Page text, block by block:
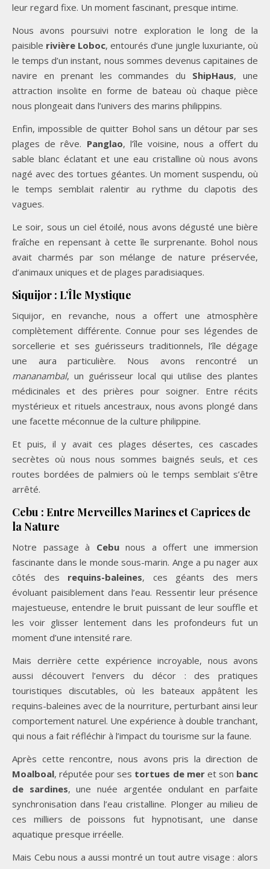
leur regard fixe. Un moment fascinant, presque intime.
Nous avons poursuivi notre exploration le long de la
paisible rivière Loboc, entourés d’une jungle luxuriante, où
le temps d’un instant, nous sommes devenus capitaines de
navire en prenant les commandes du ShipHaus, une
attraction insolite en forme de bateau où chaque pièce
nous plongeait dans l’univers des marins philippins.
Enfin, impossible de quitter Bohol sans un détour par ses
plages de rêve. Panglao, l’île voisine, nous a offert du
sable blanc éclatant et une eau cristalline où nous avons
nagé avec des tortues géantes. Un moment suspendu, où
le temps semblait ralentir au rythme du clapotis des
vagues.
Le soir, sous un ciel étoilé, nous avons dégusté une bière
fraîche en repensant à cette île surprenante. Bohol nous
avait charmés par son mélange de nature préservée,
d’animaux uniques et de plages paradisiaques.
Siquijor : L’Île Mystique
Siquijor, en revanche, nous a offert une atmosphère
complètement différente. Connue pour ses légendes de
sorcellerie et ses guérisseurs traditionnels, l’île dégage
une aura particulière. Nous avons rencontré un
mananambal, un guérisseur local qui utilise des plantes
médicinales et des prières pour soigner. Entre récits
mystérieux et rituels ancestraux, nous avons plongé dans
une facette méconnue de la culture philippine.
Et puis, il y avait ces plages désertes, ces cascades
secrètes où nous nous sommes baignés seuls, et ces
routes bordées de palmiers où le temps semblait s’être
arrêté.
Cebu : Entre Merveilles Marines et Caprices de
la Nature
Notre passage à Cebunous a offert une immersion
fascinante dans le monde sous-marin. Ange a pu nager aux
côtés des requins-baleines, ces géants des mers
évoluant paisiblement dans l’eau. Ressentir leur présence
majestueuse, entendre le bruit puissant de leur souffle et
les voir glisser lentement dans les profondeurs fut un
moment d’une intensité rare.
Mais derrière cette expérience incroyable, nous avons
aussi découvert l’envers du décor : des pratiques
touristiques discutables, où les bateaux appâtent les
requins-baleines avec de la nourriture, perturbant ainsi leur
comportement naturel. Une expérience à double tranchant,
qui nous a fait réfléchir à l’impact du tourisme sur la faune.
Après cette rencontre, nous avons pris la direction de
Moalboal, réputée pour ses tortues de meret son banc
de sardines, une nuée argentée ondulant en parfaite
synchronisation dans l’eau cristalline. Plonger au milieu de
ces milliers de poissons fut hypnotisant, une danse
aquatique presque irréelle.
Mais Cebu nous a aussi montré un tout autre visage : alors